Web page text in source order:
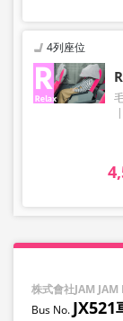
4列座位
株式會社JAM
JX521